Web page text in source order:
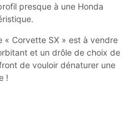
presque à une Honda
Corvette SX » est à vendre
et un drôle de choix de
de vouloir dénaturer une
!